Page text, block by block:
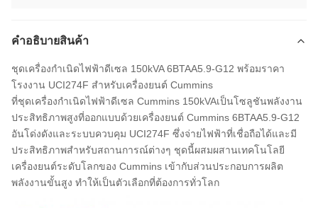
คําอธิบายสินค้า
ชุดเครื่องกำเนิดไฟฟ้าดีเซล 150kVA 6BTAA5.9-G12 พร้อมราคา
โรงงาน UCI274F สำหรับเครื่องยนต์ Cummins
ที่ชุดเครื่องกำเนิดไฟฟ้าดีเซล Cummins 150kVAเป็นโซลูชันพลังงาน
ประสิทธิภาพสูงที่ออกแบบด้วยเครื่องยนต์ Cummins 6BTAA5.9-G12
อันโด่งดังและระบบควบคุม UCI274F ซึ่งจ่ายไฟฟ้าที่เชื่อถือได้และมี
ประสิทธิภาพสำหรับสถานการณ์ต่างๆ ชุดนี้ผสมผสานเทคโนโลยี
เครื่องยนต์ระดับโลกของ Cummins เข้ากับส่วนประกอบการผลิต
พลังงานขั้นสูง ทำให้เป็นตัวเลือกที่ต้องการทั่วโลก